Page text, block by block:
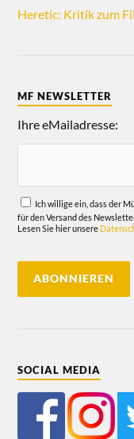
Heretic: Kritik zum
MF NEWSLETTER
Ihre eMailadresse:
Ich willige ein, dass der
für den Versand des
Lesen Sie hier unsere
SOCIAL MEDIA